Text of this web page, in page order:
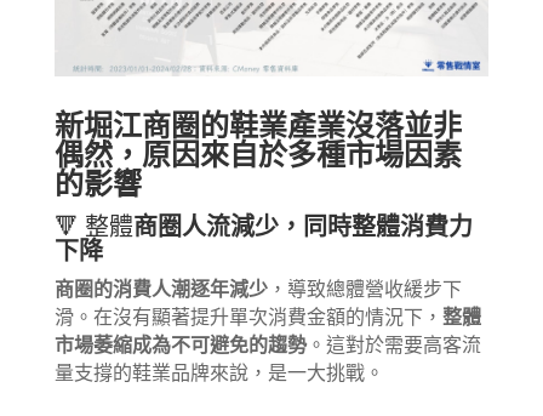
新堀江商圈的鞋業產業沒落並非
偶然，原因來自於多種市場因素
的影響
🔻 整體商圈人流減少，同時整體消費力
下降
商圈的消費人潮逐年減少，導致總體營收緩步下
滑。在沒有顯著提升單次消費金額的情況下， 整體
市場萎縮成為不可避免的趨勢。這對於需要高客流
量支撐的鞋業品牌來說，是一大挑戰。